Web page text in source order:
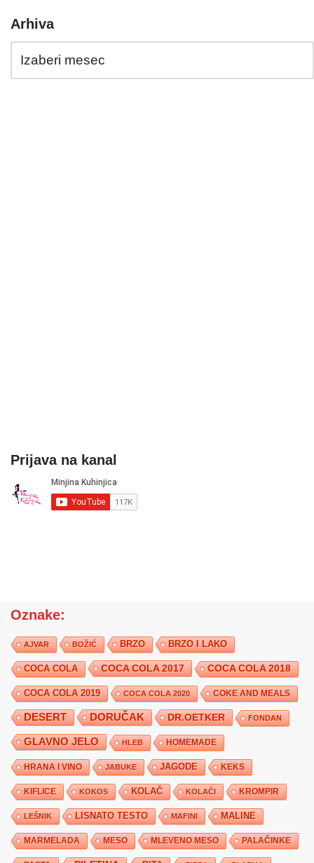
Arhiva
Prijava na kanal
Oznake:
AJVAR BOŽIĆ BRZO BRZO I LAKO
COCA COLA COCA COLA 2017 COCA COLA 2018
COCA COLA 2019 COCA COLA 2020 COKE AND MEALS
DESERT DORUČAK DR.OETKER FONDAN
GLAVNO JELO HLEB HOMEMADE
HRANA I VINO JABUKE JAGODE KEKS
KIFLICE KOKOS KOLAČ KOLAČI KROMPIR
LEŠNIK LISNATO TESTO MAFINI MALINE
MARMELADA MESO MLEVENO MESO PALAČINKE